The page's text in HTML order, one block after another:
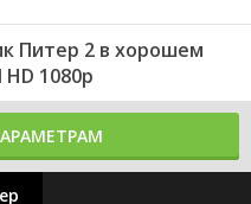
Питер 2 в хорошем
1080p